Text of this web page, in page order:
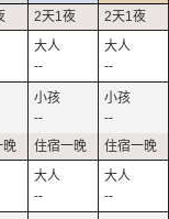
--
--
--
--
--
--